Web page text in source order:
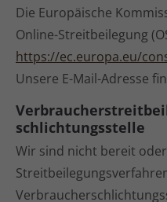
Die Europäische
Online-Streitbeilegung
https://ec.europa.eu/
Unsere E-Mail-Adresse
schlichtungs­stelle
Wir sind nicht bereit